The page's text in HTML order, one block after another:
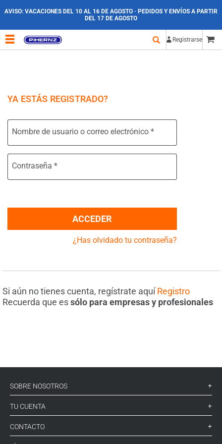
AVISO: VACACIONES DEL 10 AL 16 DE AGOSTO · PEDIDOS Y ENVÍOS A PARTIR
DEL 17 DE AGOSTO
Registrarse
YA ESTÁS REGISTRADO?
Nombre de usuario o correo electrónico *
Contraseña *
ACCEDER
¿Has olvidado tu contraseña?
Si aún no tienes cuenta, regístrate aquíRegistro
Recuerda que essólo para empresas y profesionales
SOBRE NOSOTROS
TU CUENTA
CONTACTO